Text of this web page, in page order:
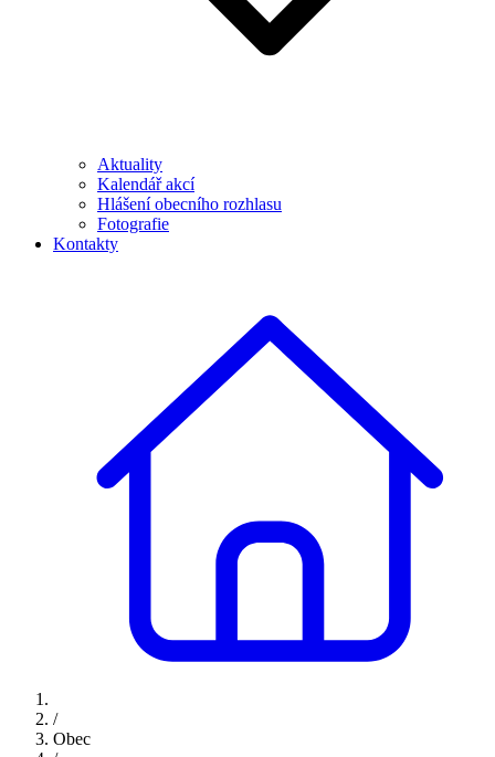
Aktuality
Kalendář akcí
Hlášení obecního rozhlasu
Fotografie
Kontakty
/
Obec